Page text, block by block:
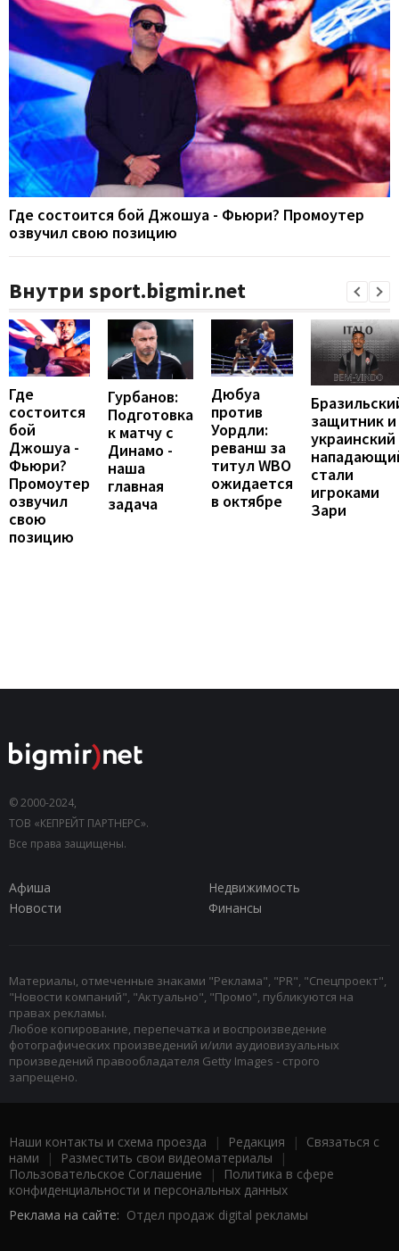
Где состоится бой Джошуа - Фьюри? Промоутер
озвучил свою позицию
Внутри sport.bigmir.net
Где
состоится
бой
Джошуа -
Фьюри?
Промоутер
озвучил
свою
позицию
Гурбанов:
Подготовка
к матчу с
Динамо -
наша
главная
задача
Дюбуа
против
Уордли:
реванш за
титул WBO
ожидается
в октябре
защитник и
украинский
стали
игроками
Зари
© 2000-2024,
ТОВ «КЕПРЕЙТ ПАРТНЕРС».
Все права защищены.
Афиша
Недвижимость
Новости
Финансы
Материалы, отмеченные знаками "Реклама", "PR", "Спецпроект",
"Новости компаний", "Актуально", "Промо", публикуются на
правах рекламы.
Любое копирование, перепечатка и воспроизведение
фотографических произведений и/или аудиовизуальных
произведений правообладателя Getty Images - строго
запрещено.
Наши контакты и схема проезда | Редакция | Связаться с
нами | Разместить свои видеоматериалы |
Пользовательское Соглашение |
Политика в сфере
конфиденциальности и персональных данных
Реклама на сайте: Отдел продаж digital рекламы